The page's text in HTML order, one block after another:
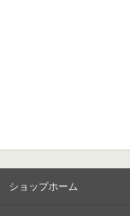
ショップホーム